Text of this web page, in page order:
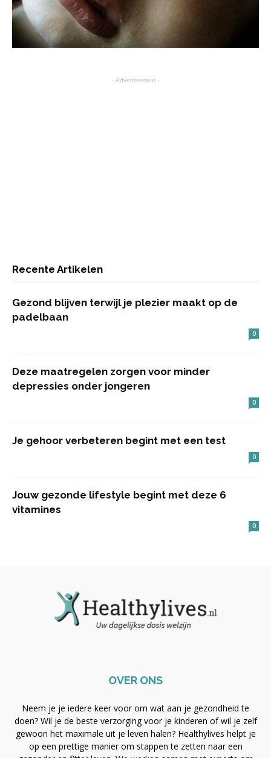
- Advertisement -
Recente Artikelen
Gezond blijven terwijl je plezier maakt op de
padelbaan
0
Deze maatregelen zorgen voor minder
depressies onder jongeren
0
Je gehoor verbeteren begint met een test
0
Jouw gezonde lifestyle begint met deze 6
vitamines
0
OVER ONS
Neem je je iedere keer voor om wat aan je gezondheid te
doen? Wil je de beste verzorging voor je kinderen of wil je zelf
gewoon het maximale uit je leven halen? Healthylives helpt je
op een prettige manier om stappen te zetten naar een